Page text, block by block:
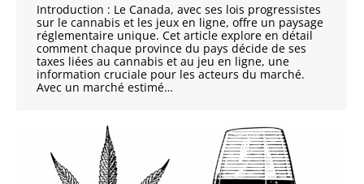
Introduction : Le Canada, avec ses lois progressistes
sur le cannabis et les jeux en ligne, offre un paysage
réglementaire unique. Cet article explore en détail
comment chaque province du pays décide de ses
taxes liées au cannabis et au jeu en ligne, une
information cruciale pour les acteurs du marché.
Avec un marché estimé…